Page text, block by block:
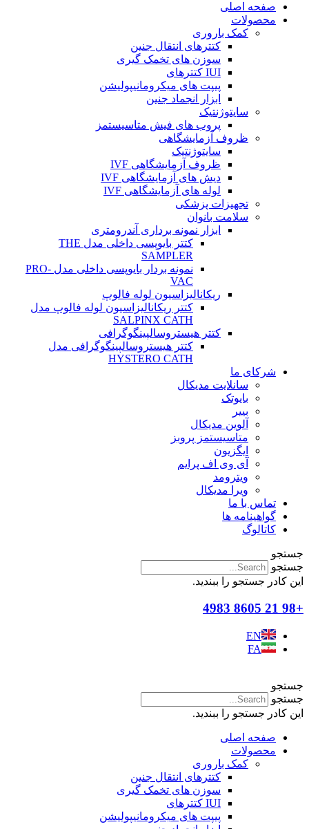
صفحه اصلی
محصولات
کمک باروری
کتترهای انتقال جنین
سوزن های تخمک گیری
IUI کتترهای
پیپت های میکرومانیپولیشن
ابزار انجماد جنین
سایتوژنتیک
پروب های فیش متاسیستمز
ظروف آزمایشگاهی
سایتوژنتیک
ظروف آزمایشگاهی IVF
دیش های آزمایشگاهی IVF
لوله های آزمایشگاهی IVF
تجهیزات پزشکی
سلامت بانوان
ابزار نمونه برداری آندرومتری
کتتر بایوپسی داخلی مدل THE
SAMPLER
نمونه بردار بایوپسی داخلی مدل PRO-
VAC
ریکانالیزاسیون لوله فالوپ
کتتر ریکانالیزاسیون لوله فالوپ مدل
SALPINX CATH
کتتر هیستروسالپینگوگرافی
کتتر هیستروسالپینگوگرافی مدل
HYSTERO CATH
شرکای ما
سانلایت مدیکال
بایوتک
بییر
آلوین مدیکال
متاسیستمز پروبز
ایگزیون
آی وی اف پرایم
ویترومد
ویرا مدیکال
تماس با ما
گواهینامه ها
کاتالوگ
جستجو
جستجو
این کادر جستجو را ببندید.
+98 21 8605 4983
EN
FA
جستجو
جستجو
این کادر جستجو را ببندید.
صفحه اصلی
محصولات
کمک باروری
کتترهای انتقال جنین
سوزن های تخمک گیری
IUI کتترهای
پیپت های میکرومانیپولیشن